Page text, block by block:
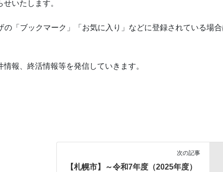
いたします。
「ブックマーク」「お気に入り」などに登録されている場
報、終活情報等を発信していきます。
次の記事
【札幌市】～令和7年度（2025年度）